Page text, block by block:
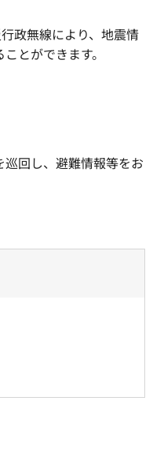
政無線により、地震情
とができます。
回し、避難情報等をお